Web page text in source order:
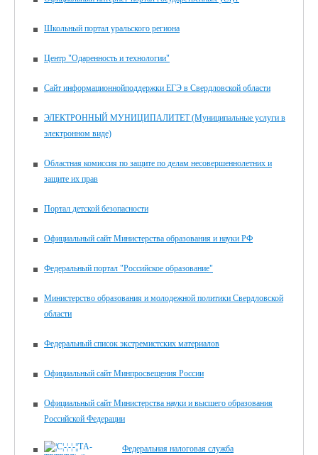
Школьный портал уральского региона
Центр "Одаренность и технологии"
Сайт информационнойподдержки ЕГЭ в Свердловской области
ЭЛЕКТРОННЫЙ МУНИЦИПАЛИТЕТ (Муниципальные услуги в
электронном виде)
Областная комиссия по защите по делам несовершеннолетних и
защите их прав
Портал детской безопасности
Официальный сайт Министерства образования и науки РФ
Федеральный портал "Российское образование"
Министерство образования и молодежной политики Свердловской
области
Федеральный список экстремистских материалов
Официальный сайт Минпросвещения России
Официальный сайт Министерства науки и высшего образования
Российской Федерации
Федеральная налоговая служба